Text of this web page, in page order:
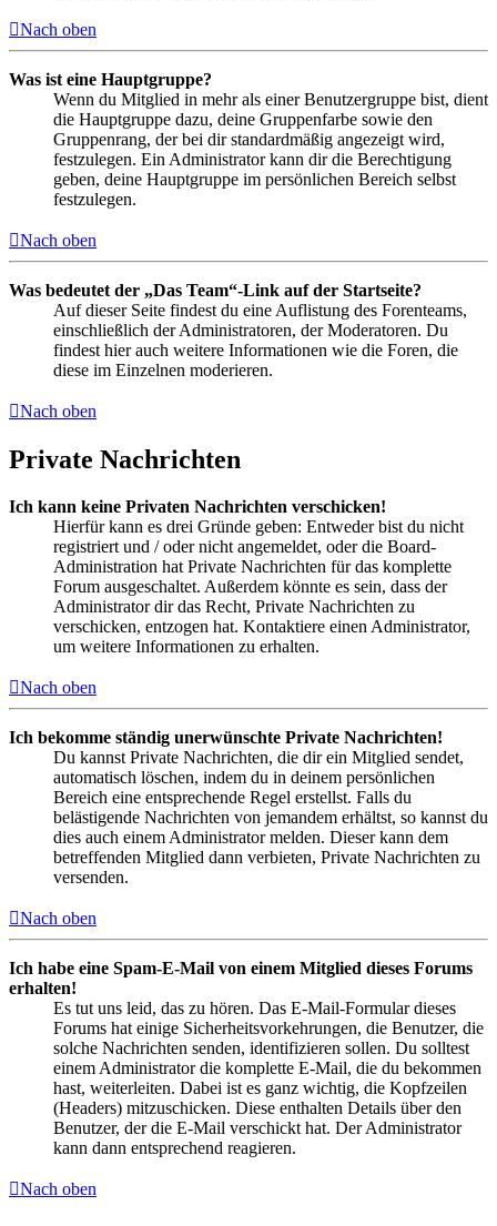
Nach oben
Was ist eine Hauptgruppe?
Wenn du Mitglied in mehr als einer Benutzergruppe bist, dient
die Hauptgruppe dazu, deine Gruppenfarbe sowie den
Gruppenrang, der bei dir standardmäßig angezeigt wird,
festzulegen. Ein Administrator kann dir die Berechtigung
geben, deine Hauptgruppe im persönlichen Bereich selbst
festzulegen.
Nach oben
Was bedeutet der „Das Team“-Link auf der Startseite?
Auf dieser Seite findest du eine Auflistung des Forenteams,
einschließlich der Administratoren, der Moderatoren. Du
findest hier auch weitere Informationen wie die Foren, die
diese im Einzelnen moderieren.
Nach oben
Private Nachrichten
Ich kann keine Privaten Nachrichten verschicken!
Hierfür kann es drei Gründe geben: Entweder bist du nicht
registriert und / oder nicht angemeldet, oder die Board-
Administration hat Private Nachrichten für das komplette
Forum ausgeschaltet. Außerdem könnte es sein, dass der
Administrator dir das Recht, Private Nachrichten zu
verschicken, entzogen hat. Kontaktiere einen Administrator,
um weitere Informationen zu erhalten.
Nach oben
Ich bekomme ständig unerwünschte Private Nachrichten!
Du kannst Private Nachrichten, die dir ein Mitglied sendet,
automatisch löschen, indem du in deinem persönlichen
Bereich eine entsprechende Regel erstellst. Falls du
belästigende Nachrichten von jemandem erhältst, so kannst du
dies auch einem Administrator melden. Dieser kann dem
betreffenden Mitglied dann verbieten, Private Nachrichten zu
versenden.
Nach oben
Ich habe eine Spam-E-Mail von einem Mitglied dieses Forums
erhalten!
Es tut uns leid, das zu hören. Das E-Mail-Formular dieses
Forums hat einige Sicherheitsvorkehrungen, die Benutzer, die
solche Nachrichten senden, identifizieren sollen. Du solltest
einem Administrator die komplette E-Mail, die du bekommen
hast, weiterleiten. Dabei ist es ganz wichtig, die Kopfzeilen
(Headers) mitzuschicken. Diese enthalten Details über den
Benutzer, der die E-Mail verschickt hat. Der Administrator
kann dann entsprechend reagieren.
Nach oben